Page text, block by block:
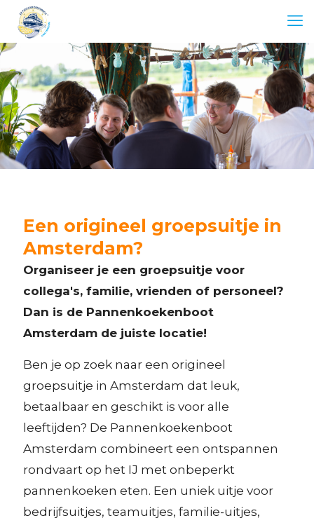
Een origineel groepsuitje in
Amsterdam?
Organiseer je een groepsuitje voor
collega's, familie, vrienden of personeel?
Dan is de Pannenkoekenboot
Amsterdam de juiste locatie!
Ben je op zoek naar een origineel
groepsuitje in Amsterdam dat leuk,
betaalbaar en geschikt is voor alle
leeftijden? De Pannenkoekenboot
Amsterdam combineert een ontspannen
rondvaart op het IJ met onbeperkt
pannenkoeken eten. Een uniek uitje voor
bedrijfsuitjes, teamuitjes, familie-uitjes,